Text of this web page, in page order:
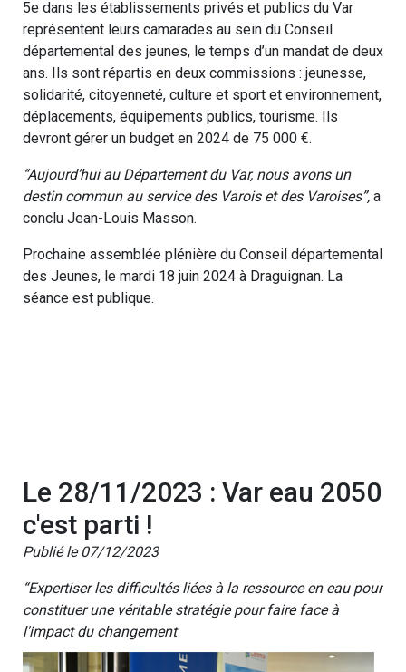
5e dans les établissements privés et publics du Var
représentent leurs camarades au sein du Conseil
départemental des jeunes, le temps d’un mandat de deux
ans. Ils sont répartis en deux commissions : jeunesse,
solidarité, citoyenneté, culture et sport et environnement,
déplacements, équipements publics, tourisme. Ils
devront gérer un budget en 2024 de 75 000 €.
“Aujourd’hui au Département du Var, nous avons un
destin commun au service des Varois et des Varoises”, a
conclu Jean-Louis Masson.
Prochaine assemblée plénière du Conseil départemental
des Jeunes, le mardi 18 juin 2024 à Draguignan. La
séance est publique.
Le 28/11/2023 : Var eau 2050
c'est parti !
Publié le 07/12/2023
“Expertiser les difficultés liées à la ressource en eau pour
constituer une véritable stratégie pour faire face à
l'impact du changement